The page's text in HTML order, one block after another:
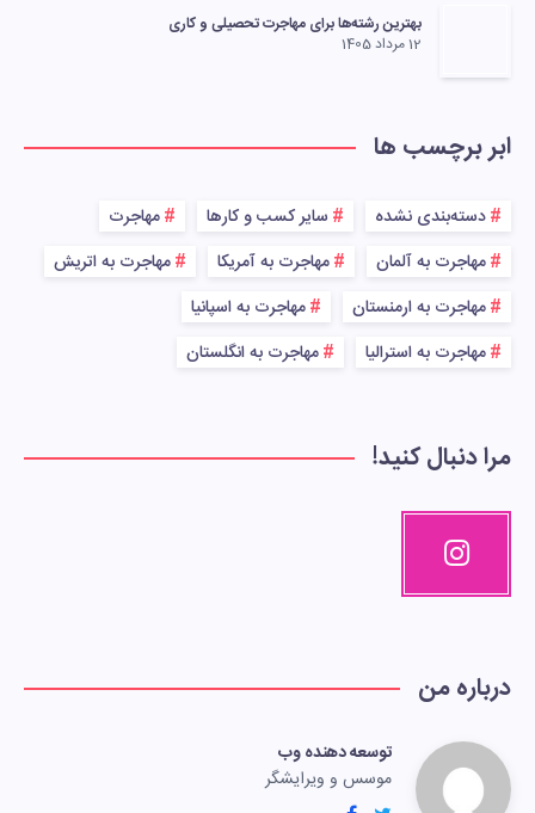
بهترین رشته‌ها برای مهاجرت تحصیلی و کاری
12 مرداد 1405
ابر برچسب ها
دسته‌بندی نشده سایر کسب و کارها
مهاجرت
مهاجرت به آلمان
مهاجرت به آمریکا
مهاجرت به اتریش
مهاجرت به ارمنستان
مهاجرت به اسپانیا
مهاجرت به استرالیا
مهاجرت به انگلستان
مرا دنبال کنید!
درباره من
توسعه دهنده وب
موسس و ویرایشگر